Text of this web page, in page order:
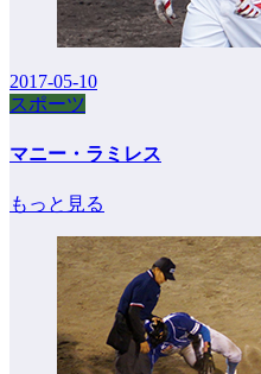
2017-05-10
スポーツ
マニー・ラミレス
もっと見る